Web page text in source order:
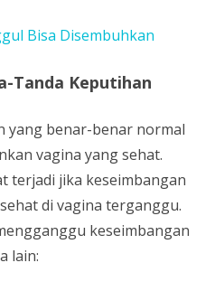
Bisa Disembuhkan
Tanda Keputihan
yang benar-benar normal
vagina yang sehat.
terjadi jika keseimbangan
di vagina terganggu.
keseimbangan
lain: